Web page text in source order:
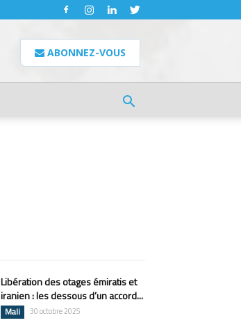
ABONNEZ-VOUS
Libération des otages émiratis et
iranien : les dessous d’un accord...
Mali 30 octobre 2025